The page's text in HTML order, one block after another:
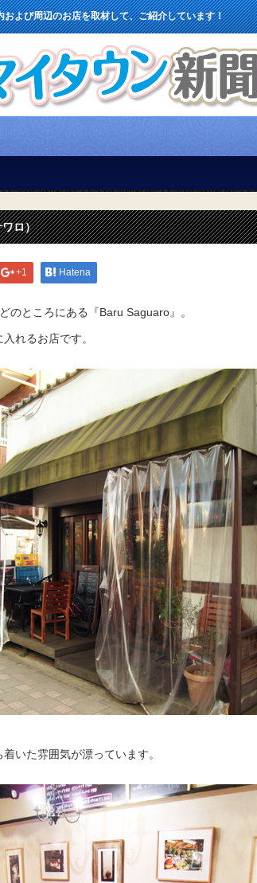
および周辺のお店を取材して、ご紹介しています！
ロ）
+1 Hatena
のところにある『Baru Saguaro』。
れるお店です。
いた雰囲気が漂っています。